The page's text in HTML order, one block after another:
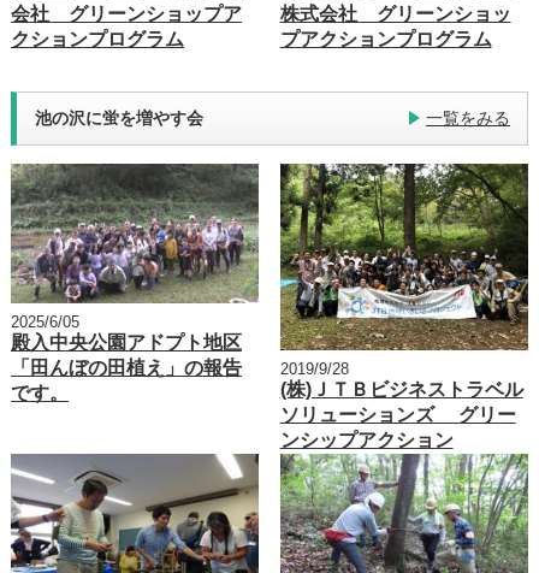
会社 グリーンショップア
クションプログラム
株式会社 グリーンショッ
プアクションプログラム
池の沢に蛍を増やす会 一覧をみる
2025/6/05
殿入中央公園アドプト地区
「田んぼの田植え」の報告
です。
2019/9/28
(株)ＪＴＢビジネストラベル
ソリューションズ グリー
ンシップアクション